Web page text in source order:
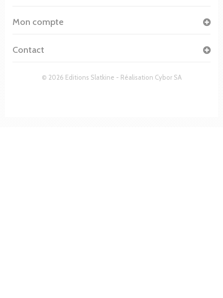
© 2026 Editions Slatkine - Réalisation Cybor SA
Mon compte
Contact